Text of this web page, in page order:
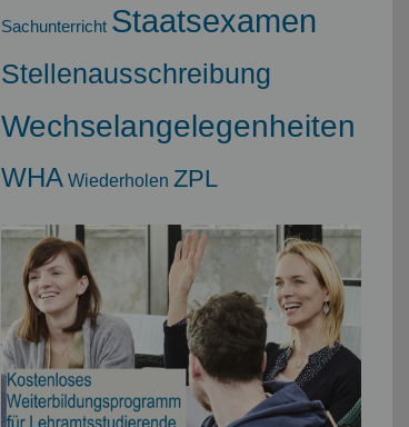
Sachunterricht Staatsexamen
Stellenausschreibung
Wechselangelegenheiten
WHA Wiederholen ZPL